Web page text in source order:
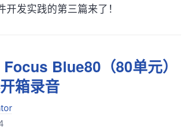
开发实践的第三篇来了！
Blue80（80单元）
箱录音